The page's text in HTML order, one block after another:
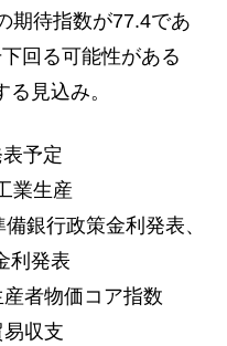
期待指数が77.4であ
回る可能性がある
見込み。
予定
業生産
銀行政策金利発表、
利発表
者物価コア指数
易収支